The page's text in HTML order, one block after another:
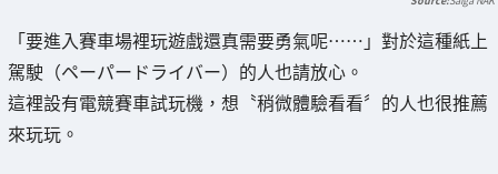
「要進入賽車場裡玩遊戲還真需要勇氣呢……」對於這種紙上
駕駛（ペーパードライバー）的人也請放心。
這裡設有電競賽車試玩機，想〝稍微體驗看看〞的人也很推薦
來玩玩。